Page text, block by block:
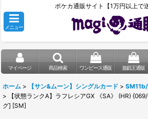
ポケカ通販サイト【1万円以上で
メニュー
マイページ 商品検索 ワンピース通販 遊戯王通販
ホーム > 【サン&ムーン】シングルカード >
>
【状態ランクA】ラフレシアGX 《SA》 (HR)
グ] [SM]